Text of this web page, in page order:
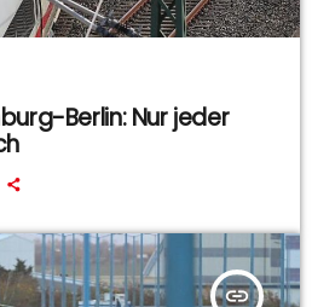
Berlin: Nur jeder
insert_link